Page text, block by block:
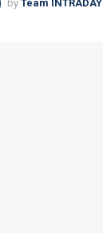
by Team INTRADAY